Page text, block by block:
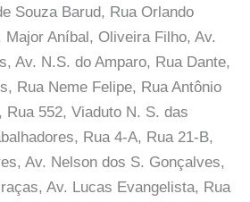
Souza Barud, Rua Orlando
Major Aníbal, Oliveira Filho, Av.
Av. N.S. do Amparo, Rua Dante,
Rua Neme Felipe, Rua Antônio
Rua 552, Viaduto N. S. das
Rua 4-A, Rua 21-B,
Av. Nelson dos S. Gonçalves,
Av. Lucas Evangelista, Rua